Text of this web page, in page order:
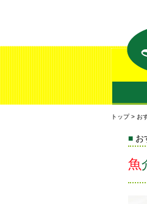
トップ> お
お